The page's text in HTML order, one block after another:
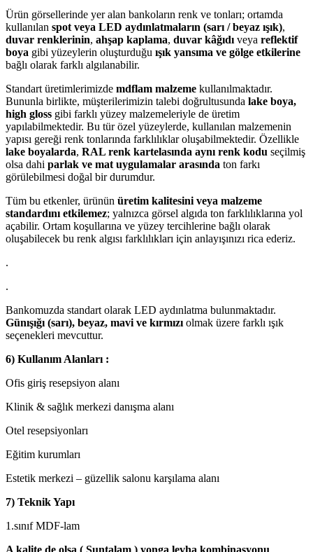
Ürün görsellerinde yer alan bankoların renk ve tonları; ortamda
kullanılan spot veya LED aydınlatmaların (sarı / beyaz ışık),
duvar renklerinin, ahşap kaplama, duvar kâğıdı veya reflektif
boya gibi yüzeylerin oluşturduğu ışık yansıma ve gölge etkilerine
bağlı olarak farklı algılanabilir.
Standart üretimlerimizde mdflam malzeme kullanılmaktadır.
Bununla birlikte, müşterilerimizin talebi doğrultusunda lake boya,
high gloss gibi farklı yüzey malzemeleriyle de üretim
yapılabilmektedir. Bu tür özel yüzeylerde, kullanılan malzemenin
yapısı gereği renk tonlarında farklılıklar oluşabilmektedir. Özellikle
lake boyalarda, RAL renk kartelasında aynı renk kodu seçilmiş
olsa dahi parlak ve mat uygulamalar arasında ton farkı
görülebilmesi doğal bir durumdur.
Tüm bu etkenler, ürünün üretim kalitesini veya malzeme
standardını etkilemez; yalnızca görsel algıda ton farklılıklarına yol
açabilir. Ortam koşullarına ve yüzey tercihlerine bağlı olarak
oluşabilecek bu renk algısı farklılıkları için anlayışınızı rica ederiz.
.
.
Bankomuzda standart olarak LED aydınlatma bulunmaktadır.
Günışığı (sarı), beyaz, mavi ve kırmızı olmak üzere farklı ışık
seçenekleri mevcuttur.
6) Kullanım Alanları :
Ofis giriş resepsiyon alanı
Klinik & sağlık merkezi danışma alanı
Otel resepsiyonları
Eğitim kurumları
Estetik merkezi – güzellik salonu karşılama alanı
7) Teknik Yapı
1.sınıf MDF-lam